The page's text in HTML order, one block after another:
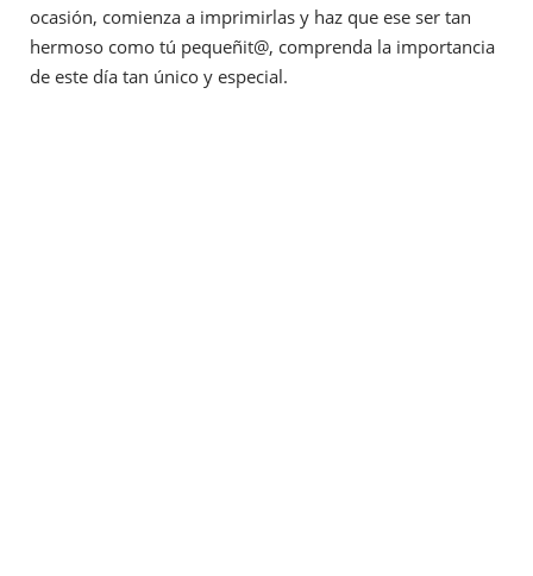
ocasión, comienza a imprimirlas y haz que ese ser tan
hermoso como tú pequeñit@, comprenda la importancia
de este día tan único y especial.